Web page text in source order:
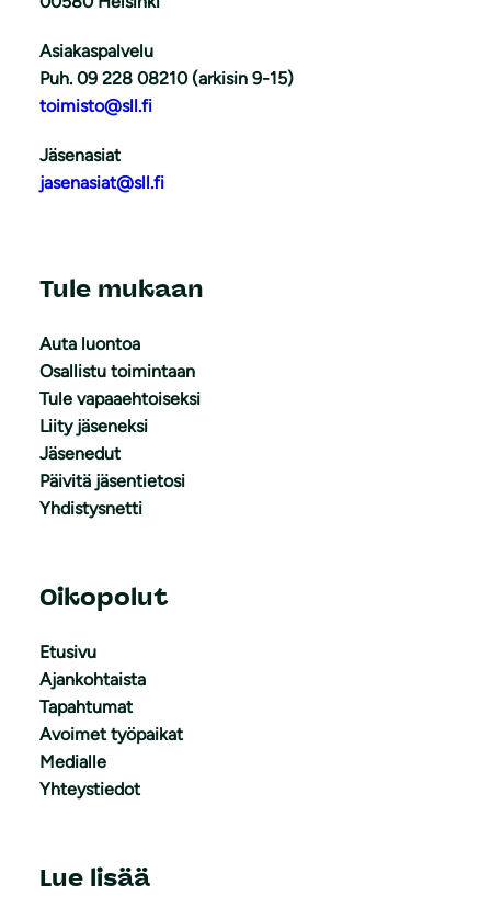
Asiakaspalvelu
Puh. 09 228 08210 (arkisin 9-15)
toimisto@sll.fi
Jäsenasiat
jasenasiat@sll.fi
Tule mukaan
Auta luontoa
Osallistu toimintaan
Tule vapaaehtoiseksi
Liity jäseneksi
Jäsenedut
Päivitä jäsentietosi
Yhdistysnetti
Oikopolut
Etusivu
Ajankohtaista
Tapahtumat
Avoimet työpaikat
Medialle
Yhteystiedot
Lue lisää